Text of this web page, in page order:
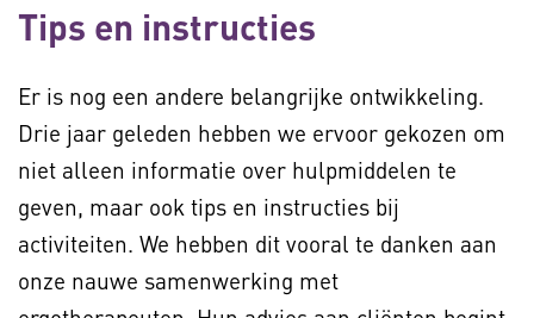
Tips en instructies
Er is nog een andere belangrijke ontwikkeling.
Drie jaar geleden hebben we ervoor gekozen om
niet alleen informatie over hulpmiddelen te
geven, maar ook tips en instructies bij
activiteiten. We hebben dit vooral te danken aan
onze nauwe samenwerking met